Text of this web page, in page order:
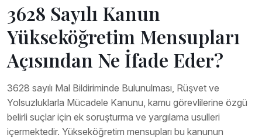
3628 Sayılı Kanun
Yükseköğretim Mensupları
Açısından Ne İfade Eder?
3628 sayılı Mal Bildiriminde Bulunulması, Rüşvet ve
Yolsuzluklarla Mücadele Kanunu, kamu görevlilerine özgü
belirli suçlar için ek soruşturma ve yargılama usulleri
içermektedir. Yükseköğretim mensupları bu kanunun